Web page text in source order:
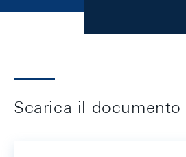
Scarica il documento